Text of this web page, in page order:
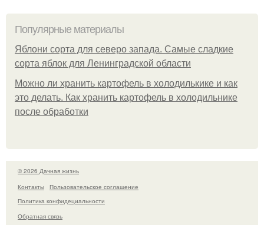
Популярные материалы
Яблони сорта для северо запада. Самые сладкие
сорта яблок для Ленинградской области
Можно ли хранить картофель в холодилькике и как
это делать. Как хранить картофель в холодильнике
после обработки
© 2026 Дачная жизнь
Контакты
Пользовательское соглашение
Политика конфидециальности
Обратная связь